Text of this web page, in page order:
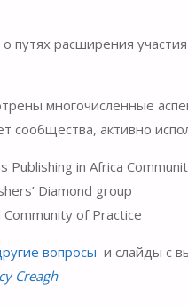
путях расширения
многочисленные
сообщества, активно
in Africa
Diamond group
of Practice
вопросы и слайды с
Creagh